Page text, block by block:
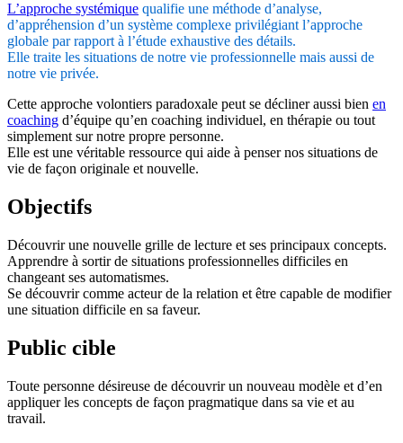
L’approche systémique qualifie une méthode d’analyse,
d’appréhension d’un système complexe privilégiant l’approche
globale par rapport à l’étude exhaustive des détails.
Elle traite les situations de notre vie professionnelle mais aussi de
notre vie privée.
Cette approche volontiers paradoxale peut se décliner aussi bien en
coaching d’équipe qu’en coaching individuel, en thérapie ou tout
simplement sur notre propre personne.
Elle est une véritable ressource qui aide à penser nos situations de
vie de façon originale et nouvelle.
Objectifs
Découvrir une nouvelle grille de lecture et ses principaux concepts.
Apprendre à sortir de situations professionnelles difficiles en
changeant ses automatismes.
Se découvrir comme acteur de la relation et être capable de modifier
une situation difficile en sa faveur.
Public cible
Toute personne désireuse de découvrir un nouveau modèle et d’en
appliquer les concepts de façon pragmatique dans sa vie et au
travail.